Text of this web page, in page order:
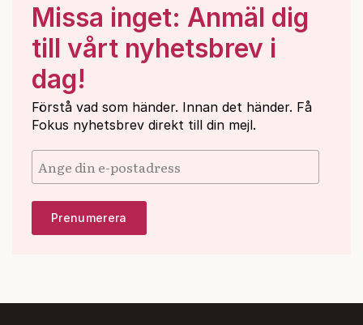
Missa inget: Anmäl dig
till vårt nyhetsbrev i
dag!
Förstå vad som händer. Innan det händer. Få
Fokus nyhetsbrev direkt till din mejl.